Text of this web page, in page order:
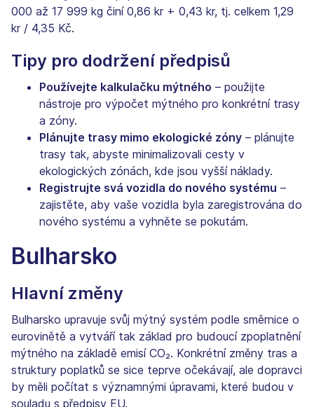
000 až 17 999 kg činí 0,86 kr + 0,43 kr, tj. celkem 1,29
kr / 4,35 Kč.
Tipy pro dodržení předpisů
Používejte kalkulačku mýtného – použijte
nástroje pro výpočet mýtného pro konkrétní trasy
a zóny.
Plánujte trasy mimo ekologické zóny – plánujte
trasy tak, abyste minimalizovali cesty v
ekologických zónách, kde jsou vyšší náklady.
Registrujte svá vozidla do nového systému –
zajistěte, aby vaše vozidla byla zaregistrována do
nového systému a vyhněte se pokutám.
Bulharsko
Hlavní změny
Bulharsko upravuje svůj mýtný systém podle směrnice o
eurovinětě a vytváří tak základ pro budoucí zpoplatnění
mýtného na základě emisí CO₂. Konkrétní změny tras a
struktury poplatků se sice teprve očekávají, ale dopravci
by měli počítat s významnými úpravami, které budou v
souladu s předpisy EU.